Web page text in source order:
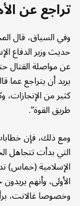
تراجع عن
وفي السياق، قال
حديث وزير الدفاع
عن مواصلة القتال
يريد أن يتراجع
كثير من الإنجازات،
طريق القوة”.
ومع ذلك، فإن
التي بدأت تتجاهل
الإسلامية (حماس)
الأولى، وأنهم
وخصوصا غالانت،